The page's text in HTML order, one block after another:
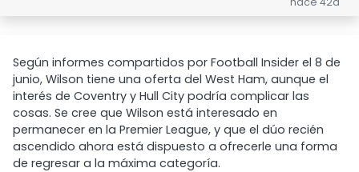
Según informes compartidos por Football Insider el 8 de
junio, Wilson tiene una oferta del West Ham, aunque el
interés de Coventry y Hull City podría complicar las
cosas. Se cree que Wilson está interesado en
permanecer en la Premier League, y que el dúo recién
ascendido ahora está dispuesto a ofrecerle una forma
de regresar a la máxima categoría.